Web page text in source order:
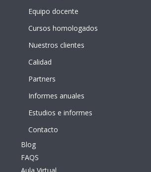
Equipo docente
Cursos homologados
Nuestros clientes
Calidad
Partners
Informes anuales
Estudios e informes
Contacto
Blog
FAQS